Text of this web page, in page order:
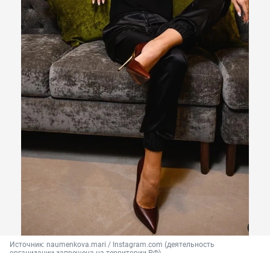
Источник: naumenkova.mari / Instagram.com (деятельность